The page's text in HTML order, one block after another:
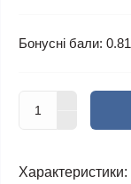
Бонусні бали: 0.81
Характеристики: